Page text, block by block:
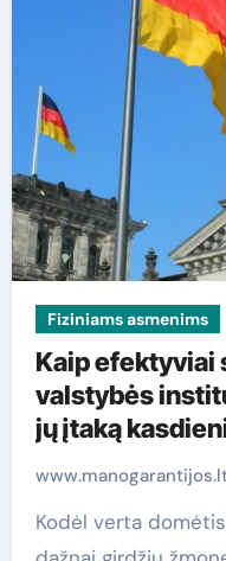
Fiziniams asmenims
Kaip efektyviai
valstybės
jų įtaką
Kodėl verta domėtis tuo, ką veikia valdžia? Žinot,